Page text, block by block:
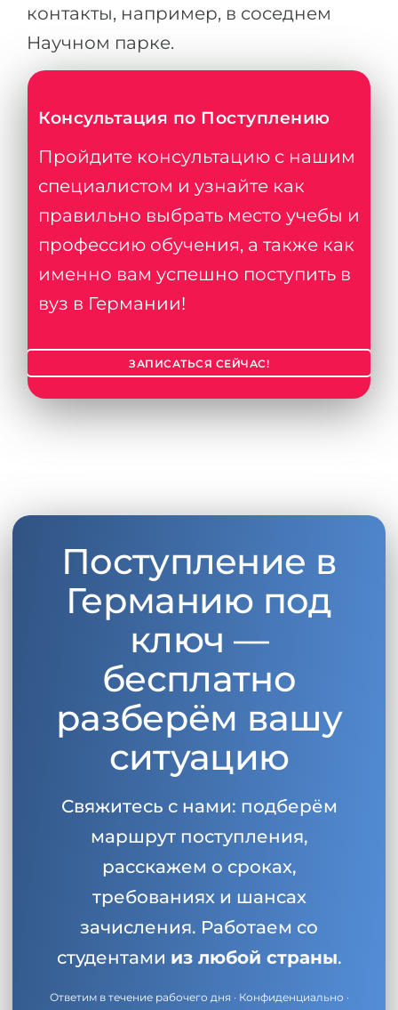
контакты, например, в соседнем
Научном парке.
Консультация по Поступлению
Пройдите консультацию с нашим
специалистом и узнайте как
правильно выбрать место учебы и
профессию обучения, а также как
именно вам успешно поступить в
вуз в Германии!
ЗАПИСАТЬСЯ СЕЙЧАС!
Поступление в
Германию под
ключ —
бесплатно
разберём вашу
ситуацию
Свяжитесь с нами: подберём
маршрут поступления,
расскажем о сроках,
требованиях и шансах
зачисления. Работаем со
студентами из любой страны.
Ответим в течение рабочего дня · Конфиденциально ·